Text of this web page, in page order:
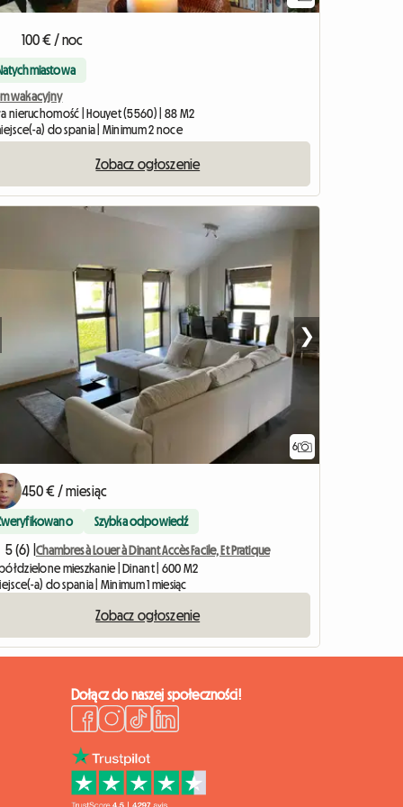
100 € / noc
wakacyjny
nieruchomość | Houyet (5560) | 88 M2
a) do spania | Minimum 2 noce
Zobacz ogłoszenie
6
❯
450 € / miesiąc
Szybka odpowiedź
5 (6) | Chambres à Louer à Dinant Accès Facile, Et Pratique
mieszkanie | Dinant | 600 M2
a) do spania | Minimum 1 miesiąc
Zobacz ogłoszenie
Dołącz do naszej społeczności!